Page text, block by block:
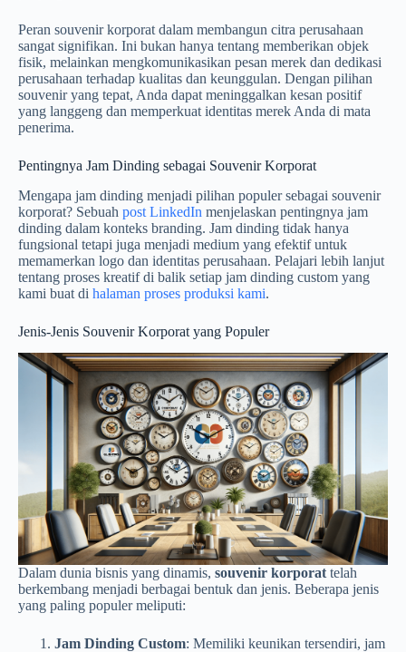
Peran souvenir korporat dalam membangun citra perusahaan
sangat signifikan. Ini bukan hanya tentang memberikan objek
fisik, melainkan mengkomunikasikan pesan merek dan dedikasi
perusahaan terhadap kualitas dan keunggulan. Dengan pilihan
souvenir yang tepat, Anda dapat meninggalkan kesan positif
yang langgeng dan memperkuat identitas merek Anda di mata
penerima.
Pentingnya Jam Dinding sebagai Souvenir Korporat
Mengapa jam dinding menjadi pilihan populer sebagai souvenir
korporat? Sebuah post LinkedIn menjelaskan pentingnya jam
dinding dalam konteks branding. Jam dinding tidak hanya
fungsional tetapi juga menjadi medium yang efektif untuk
memamerkan logo dan identitas perusahaan. Pelajari lebih lanjut
tentang proses kreatif di balik setiap jam dinding custom yang
kami buat di halaman proses produksi kami.
Jenis-Jenis Souvenir Korporat yang Populer
Dalam dunia bisnis yang dinamis, souvenir korporat telah
berkembang menjadi berbagai bentuk dan jenis. Beberapa jenis
yang paling populer meliputi:
Jam Dinding Custom: Memiliki keunikan tersendiri, jam